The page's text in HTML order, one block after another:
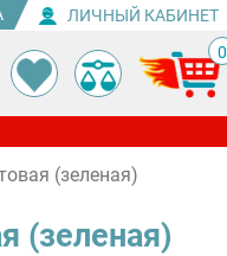
ЛИЧНЫЙ КАБИНЕТ
0
(зеленая)
(зеленая)